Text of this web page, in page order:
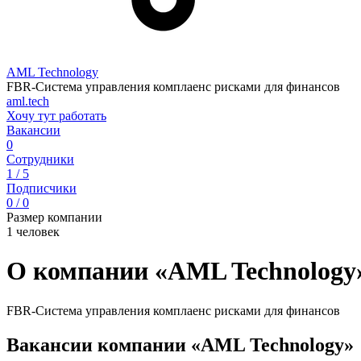
AML Technology
FBR-Система управления комплаенс рисками для финансов
aml.tech
Хочу тут работать
Вакансии
0
Сотрудники
1 / 5
Подписчики
0 / 0
Размер компании
1 человек
О компании «AML
FBR-Система управления комплаенс рисками для финансов
Вакансии компании «AML Technology»